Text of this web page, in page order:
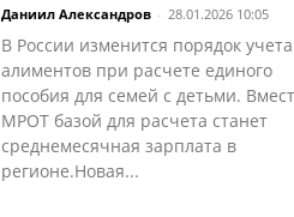
Даниил Александров - 28.01.2026 10:05
В России изменится порядок учета
алиментов при расчете единого
пособия для семей с детьми.
МРОТ базой для расчета станет
среднемесячная зарплата в
регионе.Новая...